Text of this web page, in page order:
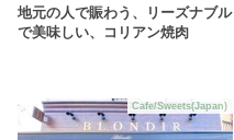
地元の人で賑わう、リーズナブル
で美味しい、コリアン焼肉
Cafe/Sweets(Japan)